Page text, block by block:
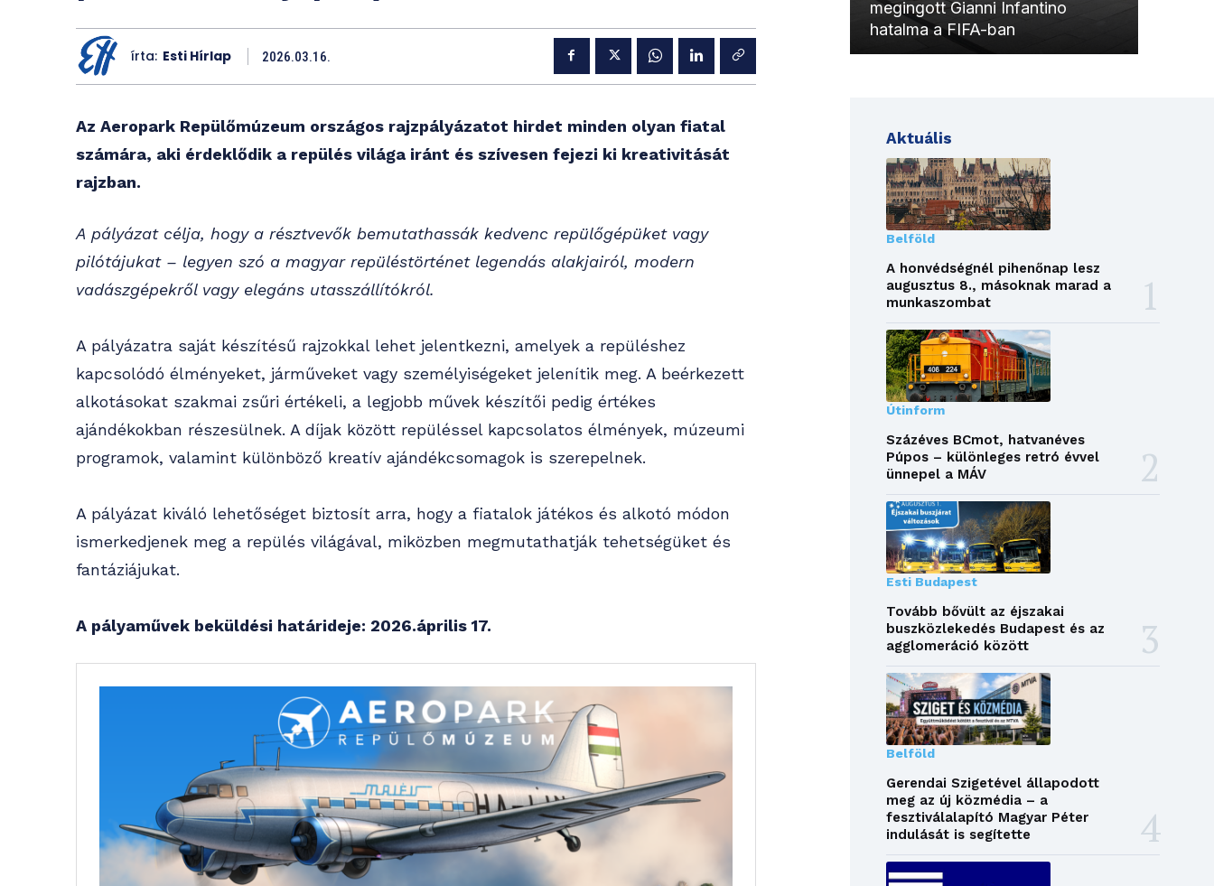
írta: Esti Hírlap 2026.03.16.
Az Aeropark Repülőmúzeum országos rajzpályázatot hirdet minden olyan fiatal
számára, aki érdeklődik a repülés világa iránt és szívesen fejezi ki kreativitását
rajzban.
A pályázat célja, hogy a résztvevők bemutathassák kedvenc repülőgépüket vagy
pilótájukat – legyen szó a magyar repüléstörténet legendás alakjairól, modern
vadászgépekről vagy elegáns utasszállítókról.
A pályázatra saját készítésű rajzokkal lehet jelentkezni, amelyek a repüléshez
kapcsolódó élményeket, járműveket vagy személyiségeket jelenítik meg. A beérkezett
alkotásokat szakmai zsűri értékeli, a legjobb művek készítői pedig értékes
ajándékokban részesülnek. A díjak között repüléssel kapcsolatos élmények, múzeumi
programok, valamint különböző kreatív ajándékcsomagok is szerepelnek.
A pályázat kiváló lehetőséget biztosít arra, hogy a fiatalok játékos és alkotó módon
ismerkedjenek meg a repülés világával, miközben megmutathatják tehetségüket és
fantáziájukat.
A pályaművek beküldési határideje: 2026.április 17.
megingott Gianni Infantino
hatalma a FIFA-ban
Aktuális
Belföld
A honvédségnél pihenőnap lesz
augusztus 8., másoknak marad a
munkaszombat
Útinform
Százéves BCmot, hatvanéves
Púpos – különleges retró évvel
ünnepel a MÁV
Esti Budapest
Tovább bővült az éjszakai
buszközlekedés Budapest és az
agglomeráció között
Belföld
Gerendai Szigetével állapodott
meg az új közmédia – a
fesztiválalapító Magyar Péter
indulását is segítette